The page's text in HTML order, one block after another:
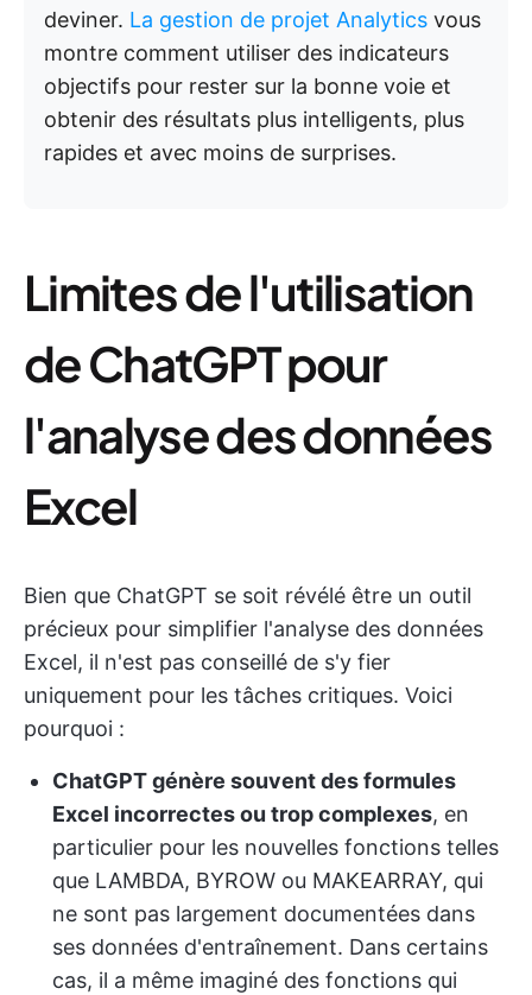
deviner. La gestion de projet Analytics vous
montre comment utiliser des indicateurs
objectifs pour rester sur la bonne voie et
obtenir des résultats plus intelligents, plus
rapides et avec moins de surprises.
Limites de l'utilisation
de ChatGPT pour
l'analyse des données
Excel
Bien que ChatGPT se soit révélé être un outil
précieux pour simplifier l'analyse des données
Excel, il n'est pas conseillé de s'y fier
uniquement pour les tâches critiques. Voici
pourquoi :
ChatGPT génère souvent des formules
Excel incorrectes ou trop complexes, en
particulier pour les nouvelles fonctions telles
que LAMBDA, BYROW ou MAKEARRAY, qui
ne sont pas largement documentées dans
ses données d'entraînement. Dans certains
cas, il a même imaginé des fonctions qui